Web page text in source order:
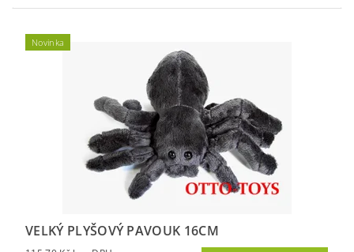
Novinka
VELKÝ PLYŠOVÝ PAVOUK 16CM